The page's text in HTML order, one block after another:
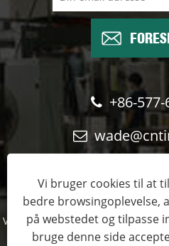
+86-
Copyright © 2022 Wenzhou
Vakuumkredsløbsafbryder,
- Alle
Vi bruger cookies til at
bedre browsingoplevelse,
på webstedet og tilpasse
bruge denne side